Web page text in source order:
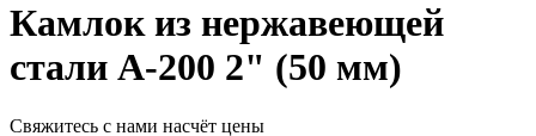
Камлок из нержавеющей
стали A-200 2" (50 мм)
Свяжитесь с нами насчёт цены